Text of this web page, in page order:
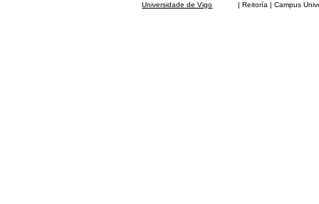
Universidade de Vigo | Reitoría | Campus